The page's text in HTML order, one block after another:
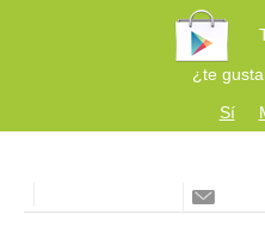
¿te
Sí